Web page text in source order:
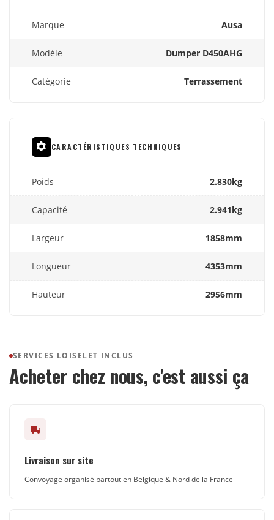
Marque Ausa
Modèle Dumper D450AHG
Catégorie Terrassement
CARACTÉRISTIQUES TECHNIQUES
Poids 2.830kg
Capacité 2.941kg
Largeur 1858mm
Longueur 4353mm
Hauteur 2956mm
SERVICES LOISELET INCLUS
Acheter chez nous, c'est aussi ça
Livraison sur site
Convoyage organisé partout en Belgique & Nord de la France